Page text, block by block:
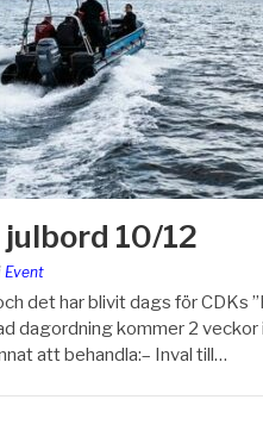
10/12
Event
det har blivit dags för CDKs
dagordning kommer 2
att behandla:– Inval till…